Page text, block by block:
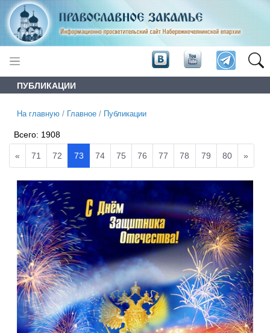
ПУБЛИКАЦИИ
На главную / Главное / Публикации
Всего: 1908
« 71 72 73 74 75 76 77 78 79 80 »